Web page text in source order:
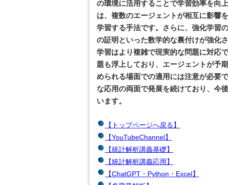
の環境に活用することで学習効率を向
は、複数のエージェントが相互に影響
学習する手法です。さらに、強化学習
の証明といった数学的な裏付けが強化
学習はより複雑で現実的な問題に対応
題も浮上しており、エージェントが予
められる場面での適用には注意が必要
な応用の両面で発展を続けており、今
います。
【トップページへ戻る】
【YouTubeChannel】
【統計解析講義基礎】
【統計解析講義応用】
【ChatGPT・Python・Excel】